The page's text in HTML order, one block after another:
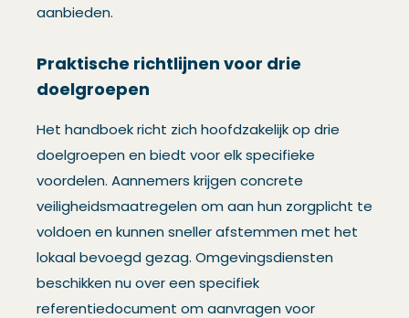
aanbieden.
Praktische richtlijnen voor drie
doelgroepen
Het handboek richt zich hoofdzakelijk op drie
doelgroepen en biedt voor elk specifieke
voordelen. Aannemers krijgen concrete
veiligheidsmaatregelen om aan hun zorgplicht te
voldoen en kunnen sneller afstemmen met het
lokaal bevoegd gezag. Omgevingsdiensten
beschikken nu over een specifiek
referentiedocument om aanvragen voor